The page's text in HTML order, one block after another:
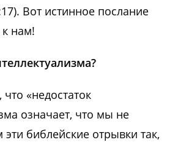
Вот истинное послание
нам!
«недостаток
означает, что мы не
эти библейские отрывки так,